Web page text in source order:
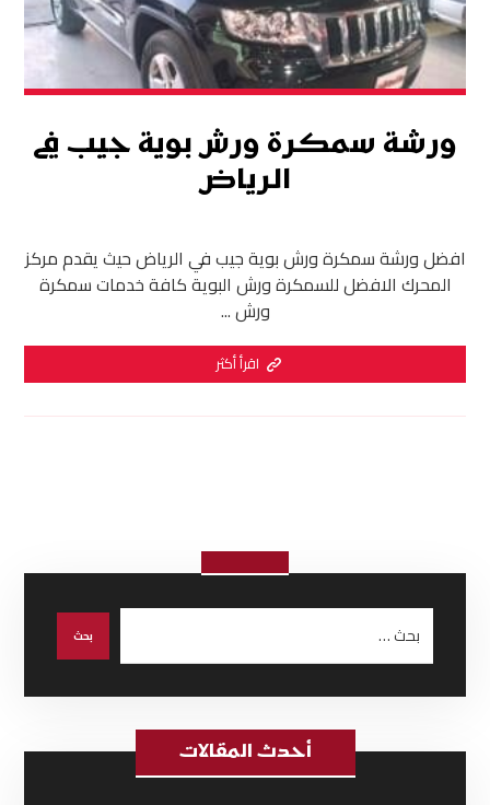
ورشة سمكرة ورش بوية جيب في
الرياض
افضل ورشة سمكرة ورش بوية جيب في الرياض حيث يقدم مركز
المحرك الافضل للسمكرة ورش البوية كافة خدمات سمكرة
ورش ...
اقرأ أكثر
أحدث المقالات